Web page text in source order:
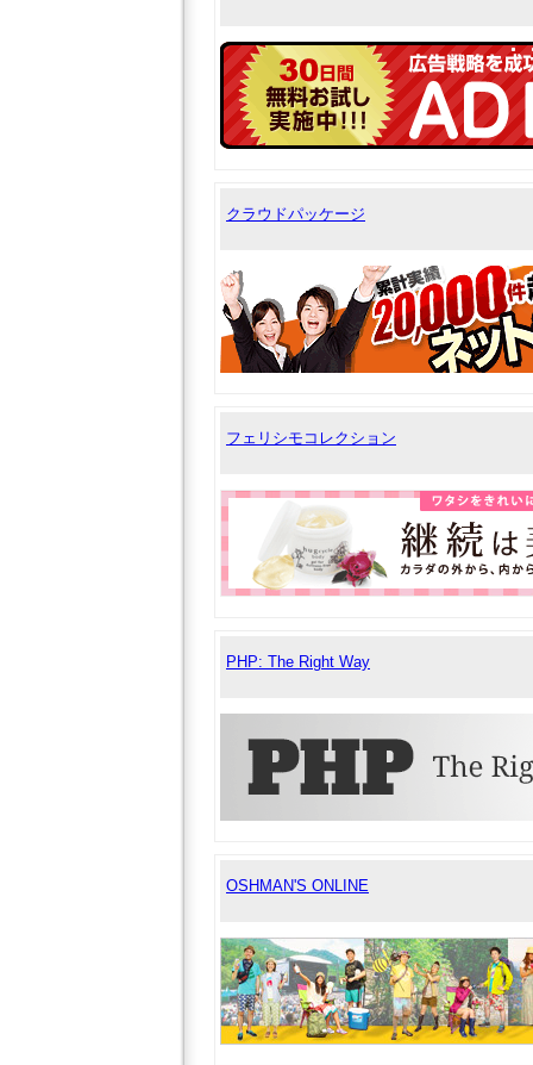
クラウドパッケージ
フェリシモコレクション
PHP: The Right Way
OSHMAN'S ONLINE